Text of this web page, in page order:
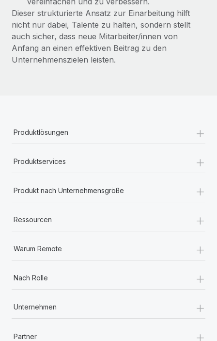
Dieser strukturierte Ansatz zur Einarbeitung hilft
nicht nur dabei, Talente zu halten, sondern stellt
auch sicher, dass neue Mitarbeiter/innen von
Anfang an einen effektiven Beitrag zu den
Unternehmenszielen leisten.
Produktlösungen +
Produktservices +
Produkt nach Unternehmensgröße +
Ressourcen +
Warum Remote +
Nach Rolle +
Unternehmen +
Partner +